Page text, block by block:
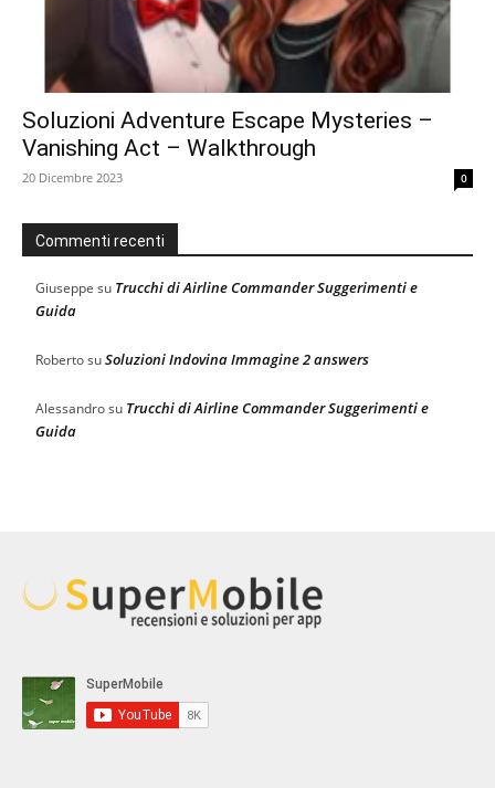
Soluzioni Adventure Escape Mysteries –
Vanishing Act – Walkthrough
20 Dicembre 2023 0
Commenti recenti
Giuseppe su Trucchi di Airline Commander Suggerimenti e
Guida
RobertosuSoluzioni Indovina Immagine 2 answers
Alessandrosu Trucchi di Airline Commander Suggerimenti e
Guida